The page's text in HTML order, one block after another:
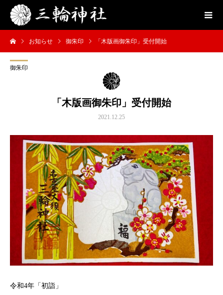
お知らせ 御朱印 「木版画御朱印」受付開始
御朱印
「木版画御朱印」受付開始
2021.12.25
令和4年「初詣」